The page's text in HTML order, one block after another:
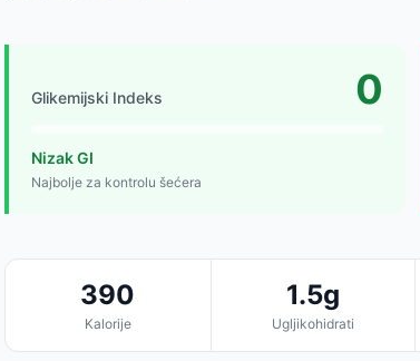
Glikemijski Indeks 0
Nizak GI
Najbolje za kontrolu šećera
390
Kalorije
1.5g
Ugljikohidrati